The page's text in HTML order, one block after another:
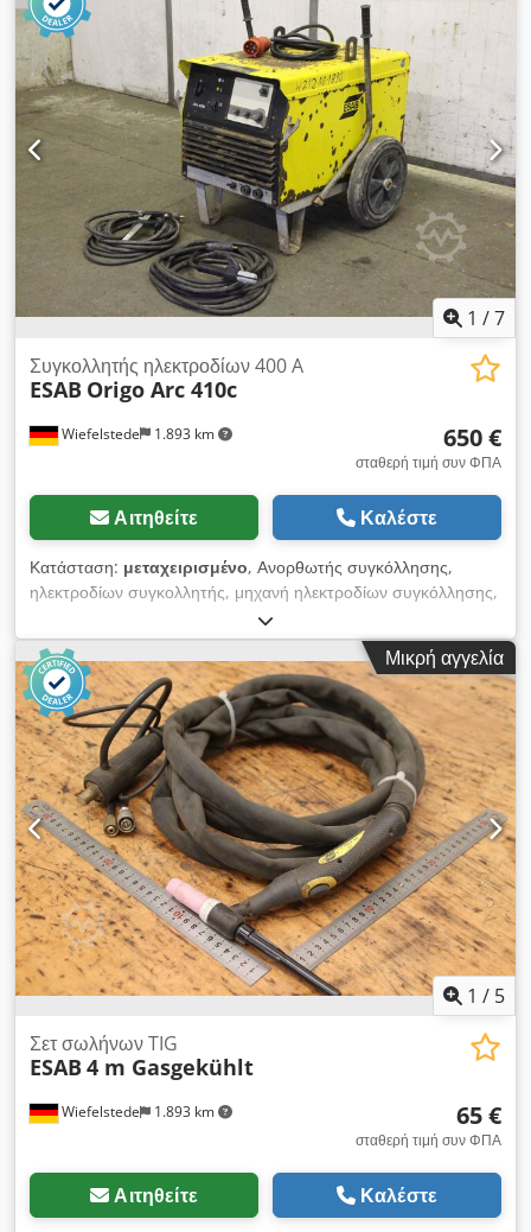
1 /7
Wiefelstede 1.893 km
Συγκολλητής ηλεκτροδίων 400 A
ESAB Origo Arc 410c
650 €
σταθερή τιμή συν ΦΠΑ
Αιτηθείτε Καλέστε
Κατάσταση: μεταχειρισμένο, Ανορθωτής συγκόλλησης,
ηλεκτροδίων συγκολλητής, μηχανή ηλεκτροδίων συγκόλλησης,
ανορθωτής ηλεκτροδίων συγκόλλησης -Κατασκευαστής: ESAB,
ανορθωτής συγκόλλησης τύπου Origo Arc 410c -Ικανότητα
συγκόλλησης: max. 400 A -Καλώδιο συγκόλλησης με
σφιγκτήρα ηλεκτροδίου -Καλώδιο γείωσης Crsdehgbxhepfx
Aiijf -Αριθμός: 1 διαθέσιμο τεμάχιο -Διάσταση: 920/720/H930
mm -Βάρος: 182 kg/τεμ.
Μικρή αγγελία
1 / 5
Wiefelstede 1.893 km
Σετ σωλήνων TIG
ESAB 4 m Gasgekühlt
65 €
σταθερή τιμή συν ΦΠΑ
Αιτηθείτε Καλέστε